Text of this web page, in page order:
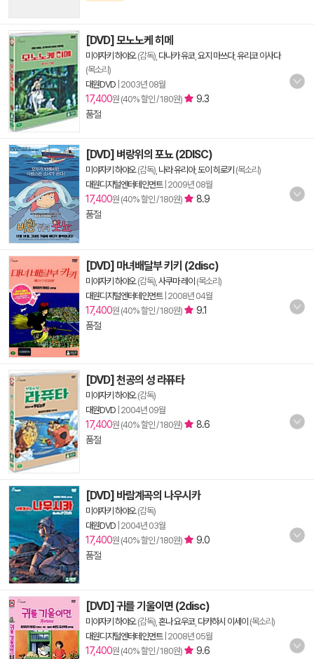
[DVD] 모노노케 히메
미야자키 하야오(감독), 다나카 유코, 요지 마쓰다,유리코 이사다
(목소리)
대원DVD 2003년 08월
17,400원 (40% 할인 / 180원)
9.3
품절
[DVD] 벼랑위의 포뇨 (2DISC)
미야자키 하야오(감독), 나라 유리아,도이 히로키 (목소리)
대원디지털엔터테인먼트| 2009년 08월
17,400원 (40% 할인 / 180원)
8.9
품절
[DVD] 마녀배달부 키키 (2disc)
미야자키 하야오(감독), 사쿠마 레이 (목소리)
대원디지털엔터테인먼트| 2008년 04월
17,400원 (40% 할인 / 180원)
9.1
품절
[DVD] 천공의 성 라퓨타
미야자키 하야오(감독)
대원DVD 2004년 09월
17,400원 (40% 할인 / 180원)
8.6
품절
[DVD] 바람계곡의 나우시카
미야자키 하야오(감독)
대원DVD 2004년 03월
17,400원 (40% 할인 / 180원)
9.0
품절
[DVD] 귀를 기울이면 (2disc)
미야자키 하야오(감독), 혼나 요우코, 다카하시 이세이 (목소리)
대원디지털엔터테인먼트| 2008년 05월
17,400원 (40% 할인 / 180원) 9.6